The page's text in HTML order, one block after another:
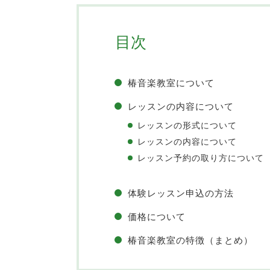
目次
椿音楽教室について
レッスンの内容について
レッスンの形式について
レッスンの内容について
レッスン予約の取り方について
体験レッスン申込の方法
価格について
椿音楽教室の特徴（まとめ）